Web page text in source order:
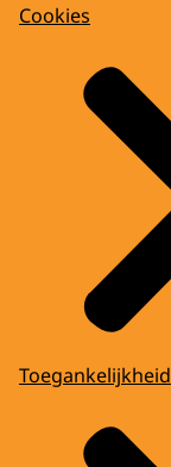
Cookies
Toegankelijkheid